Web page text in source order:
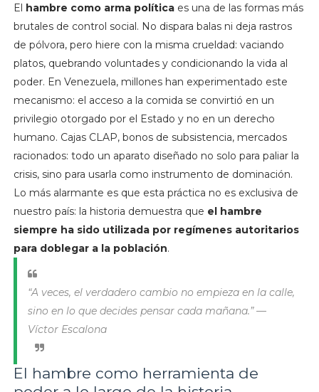
El
hambre como arma políticaes una de las formas más
brutales de control social. No dispara balas ni deja rastros
de pólvora, pero hiere con la misma crueldad: vaciando
platos, quebrando voluntades y condicionando la vida al
poder. En Venezuela, millones han experimentado este
mecanismo: el acceso a la comida se convirtió en un
privilegio otorgado por el Estado y no en un derecho
humano. Cajas CLAP, bonos de subsistencia, mercados
racionados: todo un aparato diseñado no solo para paliar la
crisis, sino para usarla como instrumento de dominación.
Lo más alarmante es que esta práctica no es exclusiva de
nuestro país: la historia demuestra que el hambre
siempre ha sido utilizada por regímenes autoritarios
para doblegar a la población.
“A veces, el verdadero cambio no empieza en la calle,
sino en lo que decides pensar cada mañana.” —
Víctor Escalona
El hambre como herramienta de